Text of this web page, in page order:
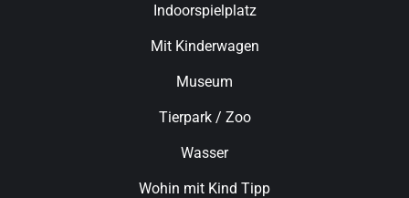
Indoorspielplatz
Mit Kinderwagen
Museum
Tierpark / Zoo
Wasser
Wohin mit Kind Tipp